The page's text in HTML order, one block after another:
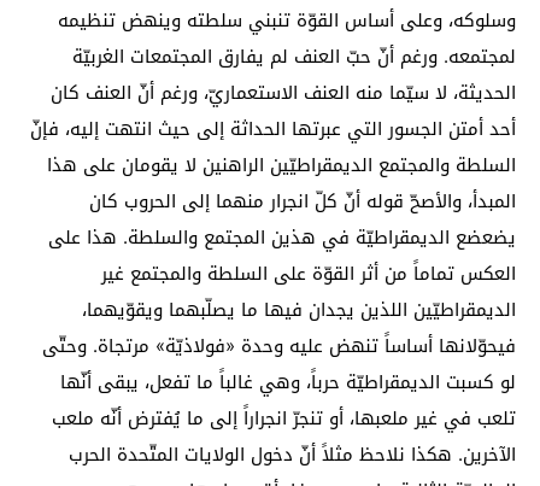
وسلوكه، وعلى أساس القوّة تنبني سلطته وينهض تنظيمه
لمجتمعه. ورغم أنّ حبّ العنف لم يفارق المجتمعات الغربيّة
الحديثة، لا سيّما منه العنف الاستعماريّ، ورغم أنّ العنف كان
أحد أمتن الجسور التي عبرتها الحداثة إلى حيث انتهت إليه، فإنّ
السلطة والمجتمع الديمقراطيّين الراهنين لا يقومان على هذا
المبدأ، والأصحّ قوله أنّ كلّ انجرار منهما إلى الحروب كان
يضعضع الديمقراطيّة في هذين المجتمع والسلطة. هذا على
العكس تماماً من أثر القوّة على السلطة والمجتمع غير
الديمقراطيّين اللذين يجدان فيها ما يصلّبهما ويقوّيهما،
فيحوّلانها أساساً تنهض عليه وحدة «فولاذيّة» مرتجاة. وحتّى
لو كسبت الديمقراطيّة حرباً، وهي غالباً ما تفعل، يبقى أنّها
تلعب في غير ملعبها، أو تنجرّ انجراراً إلى ما يُفترض أنّه ملعب
الآخرين. هكذا نلاحظ مثلاً أنّ دخول الولايات المتّحدة الحرب